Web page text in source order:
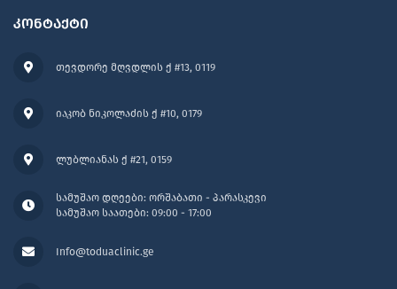
კონტაქტი
თევდორე მღვდლის ქ #13, 0119
სამუშაო დღეები: ორშაბათი - პარასკევი
სამუშაო საათები: 09:00 - 17:00
იაკობ ნიკოლაძის ქ #10, 0179
Info@toduaclinic.ge
ლუბლიანას ქ #21, 0159